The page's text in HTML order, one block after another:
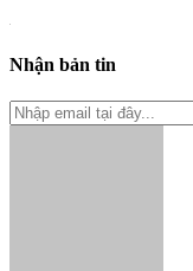
Nhận bản tin